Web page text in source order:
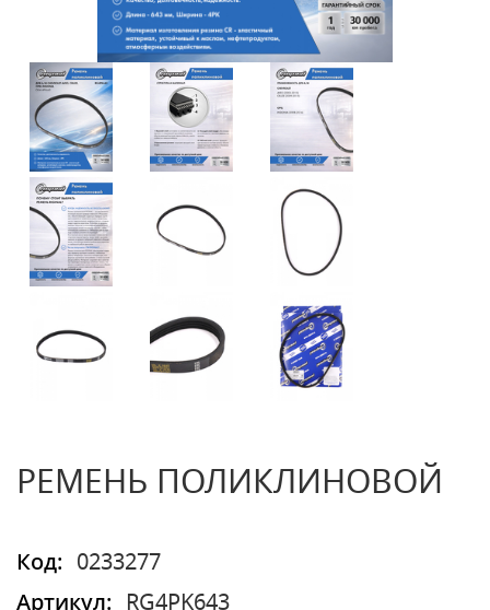
РЕМЕНЬ ПОЛИКЛИНОВОЙ
Код:
0233277
Артикул:
RG4PK643